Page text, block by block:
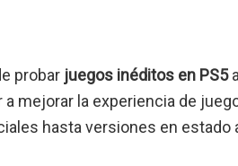
probar juegos inéditos en PS5
mejorar la experiencia de
hasta versiones en estado